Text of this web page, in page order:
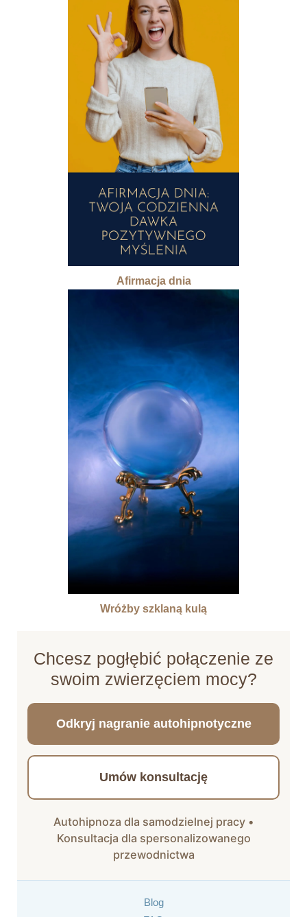
Afirmacja dnia
Wróżby szklaną kulą
Chcesz pogłębić połączenie ze
swoim zwierzęciem mocy?
Odkryj nagranie autohipnotyczne
Umów konsultację
Autohipnoza dla samodzielnej pracy •
Konsultacja dla spersonalizowanego
przewodnictwa
Blog